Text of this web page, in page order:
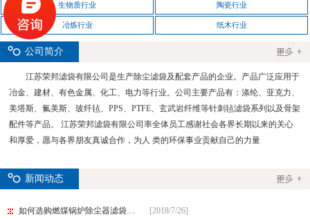
生物质行业 陶瓷行业
冶炼行业 纸木行业
公司简介
江苏荣邦滤袋有限公司是生产除尘滤袋及配套产品的企业。产品广泛应用于
冶金、建材、有色金属、化工、电力等行业。公司主要产品有：涤纶、亚克力、
美塔斯、氟美斯、玻纤毡、PPS、PTFE、玄武岩纤维等针刺毡滤袋系列以及骨架
配件等产品。 江苏荣邦滤袋有限公司率全体员工感谢社会各界长期以来的关心
和厚爱，愿与各界朋友真诚合作，为人 类的环保事业贡献自己的力量
新闻动态
如何选购燃煤锅炉除尘器滤袋… [2018/7/26]